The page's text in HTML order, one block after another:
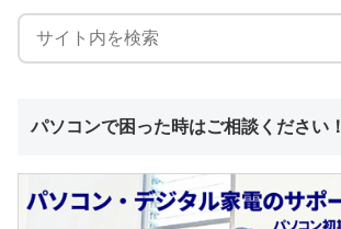
パソコンで困った時はご相談ください！